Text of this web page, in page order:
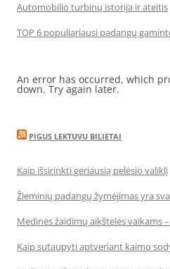
Automobilio turbinų istorija ir ateitis
TOP 6 populiariausi padangų
An error has occurred, which
down. Try again later.
PIGUS LEKTUVU BILIETAI
Kaip išsirinkti geriausią pelėsio valiklį
Žieminių padangų žymėjimas yra
Medinės žaidimų aikštelės vaikams
Kaip sutaupyti aptveriant kaimo